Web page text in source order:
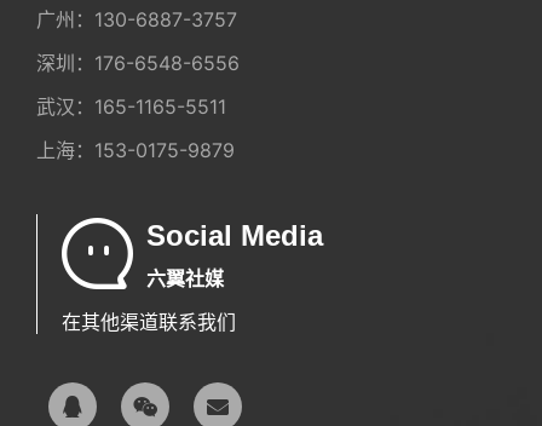
广州： 130-6887-3757
深圳： 176-6548-6556
武汉： 165-1165-5511
上海： 153-0175-9879
Social Media
六翼社媒
在其他渠道联系我们